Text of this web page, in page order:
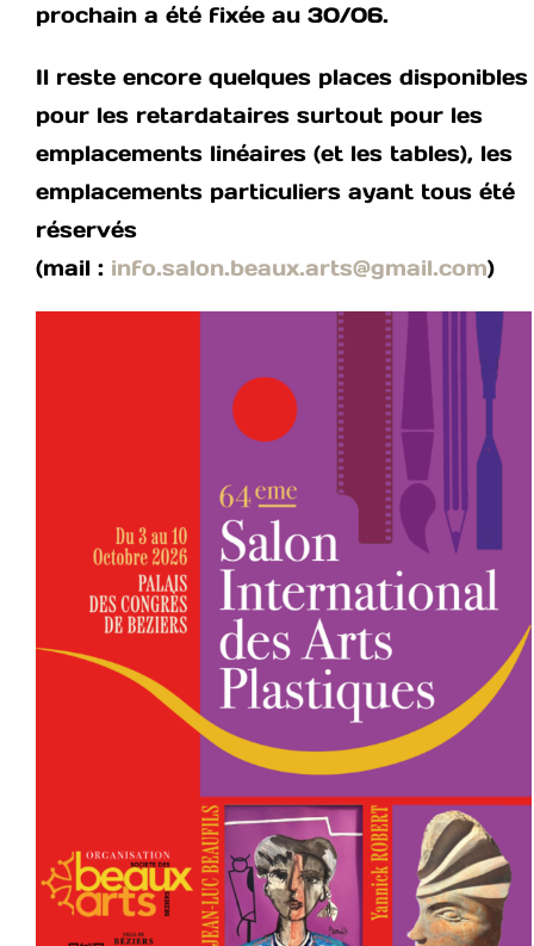
prochain a été fixée au 30/06.
Il reste encore quelques places disponibles
pour les retardataires surtout pour les
emplacements linéaires (et les tables), les
emplacements particuliers ayant tous été
réservés
(mail : info.salon.beaux.arts@gmail.com)